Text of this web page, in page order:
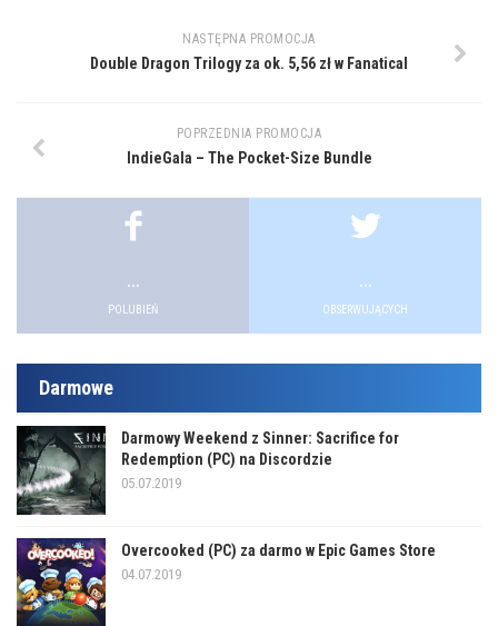
NASTĘPNA PROMOCJA
Double Dragon Trilogy za ok. 5,56 zł w Fanatical
POPRZEDNIA PROMOCJA
IndieGala – The Pocket-Size Bundle
...
POLUBIEŃ
...
OBSERWUJĄCYCH
Darmowe
Darmowy Weekend z Sinner: Sacrifice for
Redemption (PC) na Discordzie
05.07.2019
Overcooked (PC) za darmo w Epic Games Store
04.07.2019